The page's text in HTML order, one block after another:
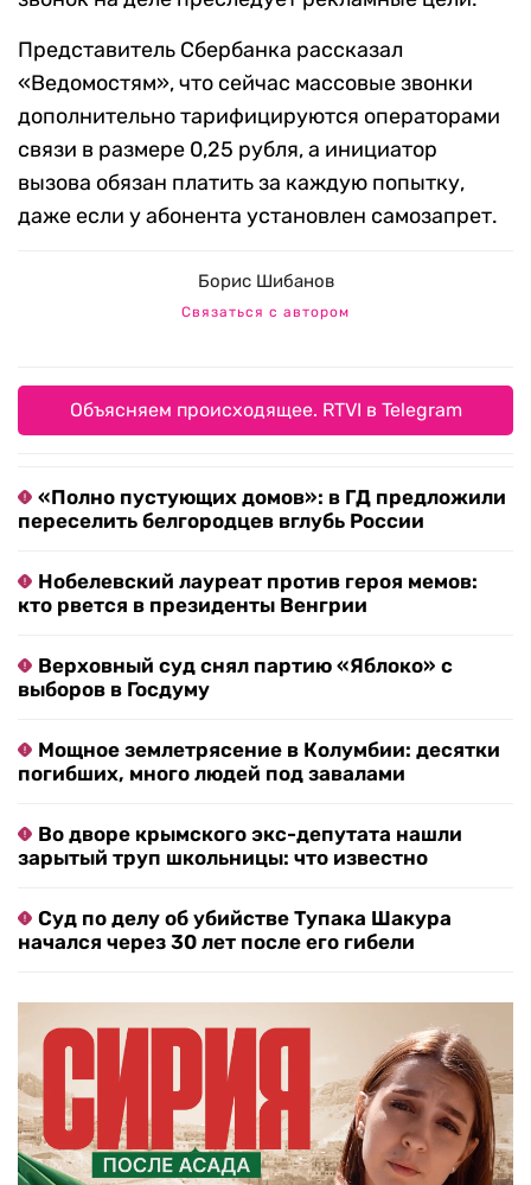
Представитель Сбербанка рассказал
«Ведомостям», что сейчас массовые звонки
дополнительно тарифицируются операторами
связи в размере 0,25 рубля, а инициатор
вызова обязан платить за каждую попытку,
даже если у абонента установлен самозапрет.
Борис Шибанов
Связаться с автором
Объясняем происходящее. RTVI в Telegram
«Полно пустующих домов»: в ГД предложили
переселить белгородцев вглубь России
Нобелевский лауреат против героя мемов:
кто рвется в президенты Венгрии
Верховный суд снял партию «Яблоко» с
выборов в Госдуму
Мощное землетрясение в Колумбии: десятки
погибших, много людей под завалами
Во дворе крымского экс-депутата нашли
зарытый труп школьницы: что известно
Суд по делу об убийстве Тупака Шакура
начался через 30 лет после его гибели